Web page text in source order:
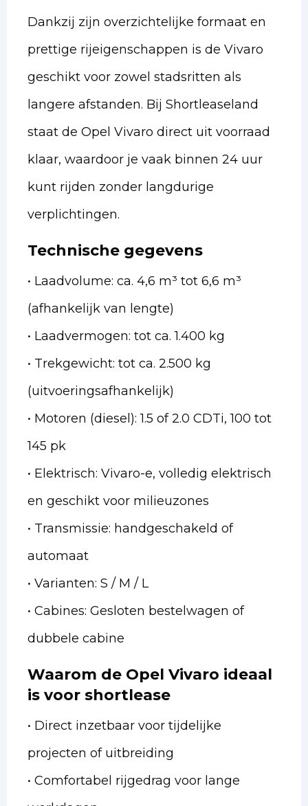
Dankzij zijn overzichtelijke formaat en
prettige rijeigenschappen is de Vivaro
geschikt voor zowel stadsritten als
langere afstanden. Bij Shortleaseland
staat de Opel Vivaro direct uit voorraad
klaar, waardoor je vaak binnen 24 uur
kunt rijden zonder langdurige
verplichtingen.
Technische gegevens
• Laadvolume: ca. 4,6 m³ tot 6,6 m³
(afhankelijk van lengte)
• Laadvermogen: tot ca. 1.400 kg
• Trekgewicht: tot ca. 2.500 kg
(uitvoeringsafhankelijk)
• Motoren (diesel): 1.5 of 2.0 CDTi, 100 tot
145 pk
• Elektrisch: Vivaro-e, volledig elektrisch
en geschikt voor milieuzones
• Transmissie: handgeschakeld of
automaat
• Varianten: S / M / L
• Cabines: Gesloten bestelwagen of
dubbele cabine
Waarom de Opel Vivaro ideaal
is voor shortlease
• Direct inzetbaar voor tijdelijke
projecten of uitbreiding
• Comfortabel rijgedrag voor lange